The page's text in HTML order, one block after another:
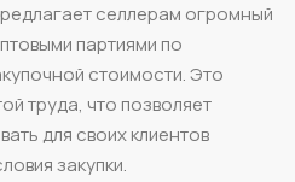
селлерам огромный
партиями по
стоимости. Это
труда, что позволяет
для своих клиентов
закупки.